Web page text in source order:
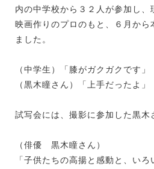
内の中学校から３２人が参加し
映画作りのプロのもと、６月から
ました。
（中学生）「膝がガクガクです」
（黒木瞳さん）「上手だったよ」
試写会には、撮影に参加した黒木
（俳優 黒木瞳さん）
「子供たちの高揚と感動と、い